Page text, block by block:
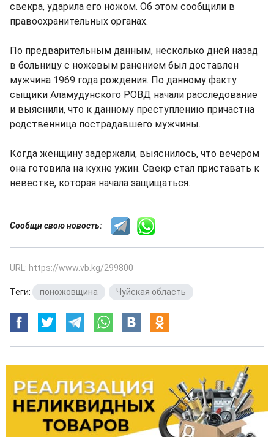
свекра, ударила его ножом. Об этом сообщили в
правоохранительных органах.
По предварительным данным, несколько дней назад
в больницу с ножевым ранением был доставлен
мужчина 1969 года рождения. По данному факту
сыщики Аламудунского РОВД начали расследование
и выяснили, что к данному преступлению причастна
родственница пострадавшего мужчины.
Когда женщину задержали, выяснилось, что вечером
она готовила на кухне ужин. Свекр стал приставать к
невестке, которая начала защищаться.
Сообщи свою новость:
URL: https://www.vb.kg/299800
Теги: поножовщина Чуйская область